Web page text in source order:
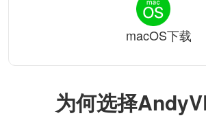
为何选择
macOS下载